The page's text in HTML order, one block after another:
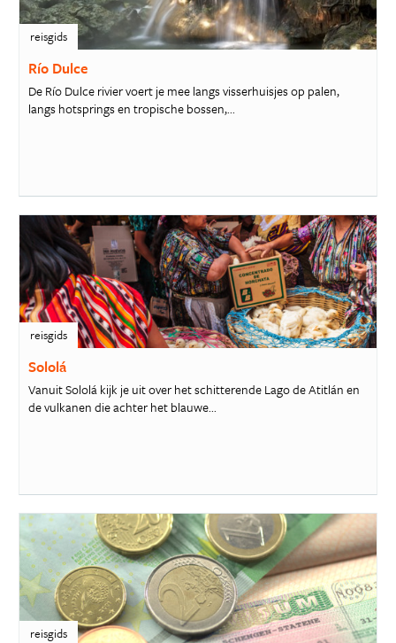
reisgids
Río Dulce
De Río Dulce rivier voert je mee langs visserhuisjes op palen,
langs hotsprings en tropische bossen,...
reisgids
Sololá
Vanuit Sololá kijk je uit over het schitterende Lago de Atitlán en
de vulkanen die achter het blauwe...
reisgids